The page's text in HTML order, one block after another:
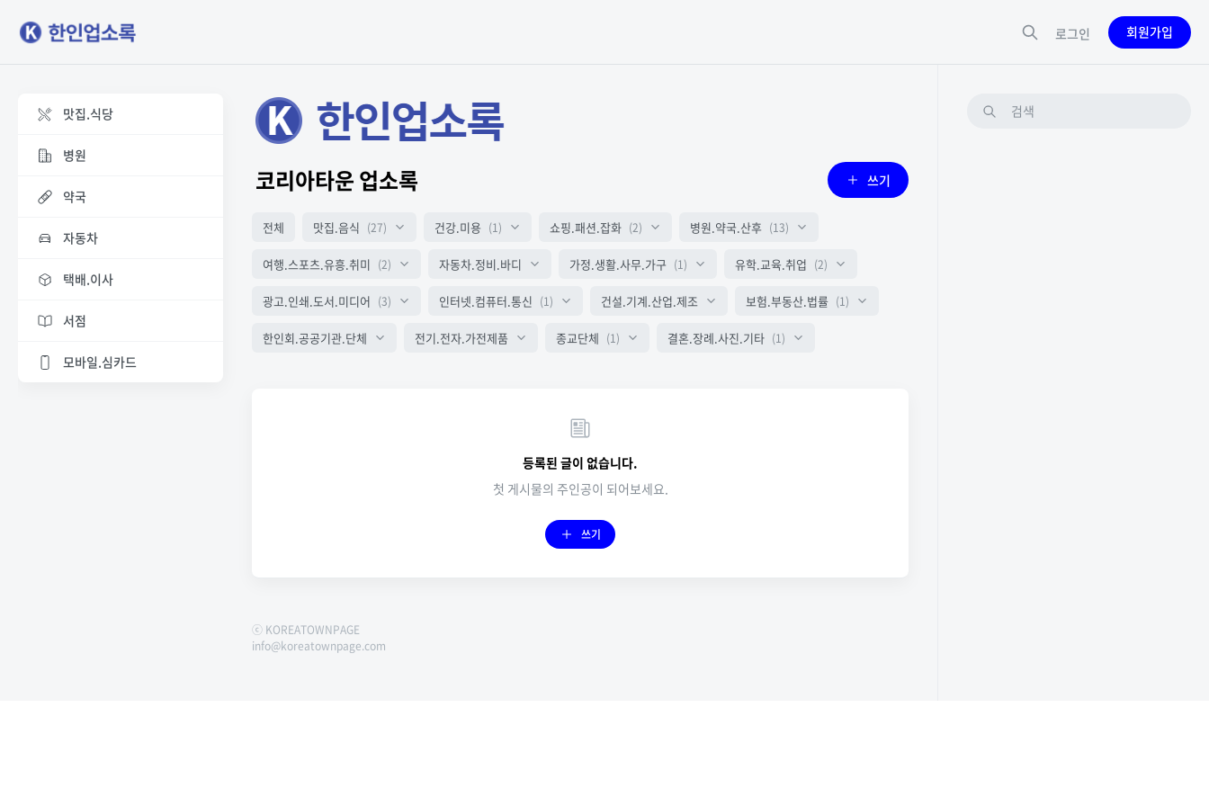
로그인 회원가입
맛집.식당
병원
약국
자동차
택배.이사
서점
모바일.심카드
코리아타운 업소록 쓰기
전체 맛집.음식 (27) 건강.미용 (1) 쇼핑.패션.잡화 (2) 병원.약국.산후 (13)
여행.스포츠.유흥.취미 (2) 자동차.정비.바디 가정.생활.사무.가구 (1) 유학.교육.취업 (2)
광고.인쇄.도서.미디어 (3) 인터넷.컴퓨터.통신 (1) 건설.기계.산업.제조 보험.부동산.법률 (1)
한인회.공공기관.단체 전기.전자.가전제품 종교단체 (1) 결혼.장례.사진.기타 (1)
등록된 글이 없습니다.
첫 게시물의 주인공이 되어보세요.
쓰기
ⓒ KOREATOWNPAGE
info@koreatownpage.com